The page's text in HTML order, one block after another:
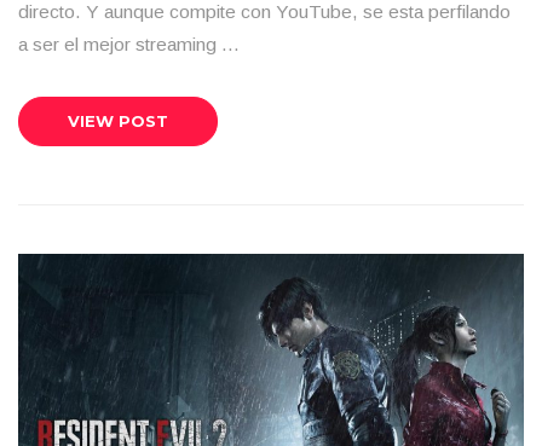
directo. Y aunque compite con YouTube, se esta perfilando
a ser el mejor streaming …
VIEW POST